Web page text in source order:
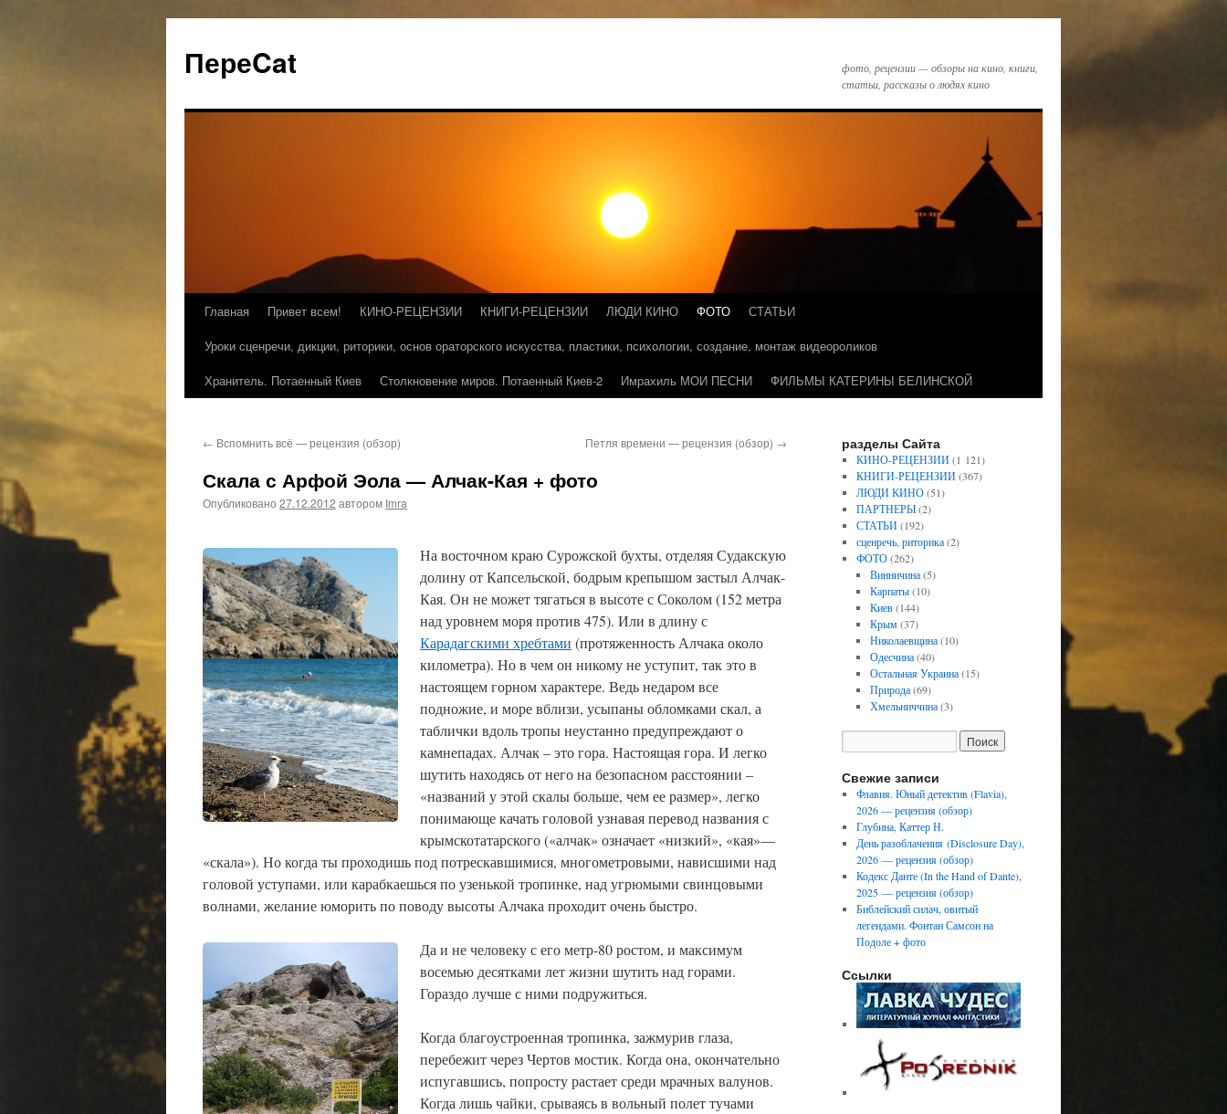
ПереCat
фото, рецензии — обзоры на кино, книги,
статьи, рассказы о людях кино
Главная Привет всем! КИНО-РЕЦЕНЗИИ КНИГИ-РЕЦЕНЗИИ ЛЮДИ КИНО ФОТО
СТАТЬИ
Уроки сценречи, дикции, риторики, основ ораторского искусства, пластики, психологии, создание, монтаж видеороликов
Хранитель. Потаенный Киев
Столкновение миров. Потаенный Киев-2 Имрахиль МОИ ПЕСНИ ФИЛЬМЫ КАТЕРИНЫ БЕЛИНСКОЙ
← Вспомнить всё — рецензия (обзор) Петля времени — рецензия (обзор) →
Скала с Арфой Эола — Алчак-Кая + фото
Опубликовано 27.12.2012 автором Imra
На восточном краю Сурожской бухты, отделяя Судакскую
долину от Капсельской, бодрым крепышом застыл Алчак-
Кая. Он не может тягаться в высоте с Соколом (152 метра
над уровнем моря против 475). Или в длину с
Карадагскими хребтами (протяженность Алчака около
километра). Но в чем он никому не уступит, так это в
настоящем горном характере. Ведь недаром все
подножие, и море вблизи, усыпаны обломками скал, а
таблички вдоль тропы неустанно предупреждают о
камнепадах. Алчак – это гора. Настоящая гора. И легко
шутить находясь от него на безопасном расстоянии –
«названий у этой скалы больше, чем ее размер», легко
понимающе качать головой узнавая перевод названия с
крымскотатарского («алчак» означает «низкий», «кая»—
«скала»). Но когда ты проходишь под потрескавшимися, многометровыми, нависшими над
головой уступами, или карабкаешься по узенькой тропинке, над угрюмыми свинцовыми
волнами, желание юморить по поводу высоты Алчака проходит очень быстро.
Да и не человеку с его метр-80 ростом, и максимум
восемью десятками лет жизни шутить над горами.
Гораздо лучше с ними подружиться.
Когда благоустроенная тропинка, зажмурив глаза,
перебежит через Чертов мостик. Когда она, окончательно
испугавшись, попросту растает среди мрачных валунов.
Когда лишь чайки, срываясь в вольный полет тучами
разделы Сайта
КИНО-РЕЦЕНЗИИ(1 121)
КНИГИ-РЕЦЕНЗИИ(367)
ЛЮДИ КИНО(51)
ПАРТНЕРЫ(2)
СТАТЬИ(192)
сценречь, риторика(2)
ФОТО(262)
Винничина(5)
Карпаты(10)
Киев(144)
Крым(37)
Николаевщина(10)
Одесчина(40)
Остальная Украина(15)
Природа(69)
Хмельниччина(3)
Свежие записи
Флавия. Юный детектив (Flavia),
2026 — рецензия (обзор)
Глубина, Каттер Н.
День разоблачения (Disclosure Day),
2026 — рецензия (обзор)
Кодекс Данте (In the Hand of Dante),
2025 — рецензия (обзор)
Библейский силач, овитый
легендами. Фонтан Самсон на
Подоле + фото
Ссылки